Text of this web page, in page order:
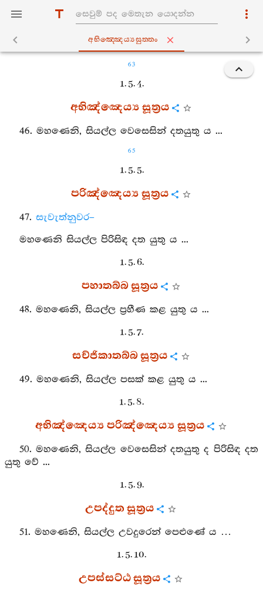
අභිඤ‍්ඤෙය්‍යසුත‍්තං
63
1. 5. 4.
අභිඤ්ඤෙය්‍ය සූත්‍රය
46. මහණෙනි, සියල්ල වෙසෙසින් දතයුතු ය ...
65
1. 5. 5.
පරිඤ්ඤෙය්‍ය සූත්‍රය
47. සැවැත්නුවර–
මහණෙනි සියල්ල පිරිසිඳ දත යුතු ය ...
1. 5. 6.
පහාතබ්බ සූත්‍රය
48. මහණෙනි, සියල්ල ප්‍රහීණ කළ යුතු ය ...
1. 5. 7.
සච්ජිකාතබ්බ සූත්‍රය
49. මහණෙනි, සියල්ල පසක් කළ යුතු ය ...
1. 5. 8.
අභිඤ්ඤෙය්‍ය පරිඤ්ඤෙය්‍ය සූත්‍රය
50. මහණෙනි, සියල්ල වෙසෙසින් දතයුතු ද පිරිසිඳ දත
යුතු වේ ...
1. 5. 9.
උපද්දුත සූත්‍රය
51. මහණෙනි, සියල්ල උවදුරෙන් පෙළුණේ ය …
1. 5. 10.
උපස්සට්ඨ සූත්‍රය